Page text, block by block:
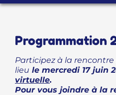
Programmation
Participez à la
lieu le mercredi 17 juin
virtuelle.
Pour vous joindre à la